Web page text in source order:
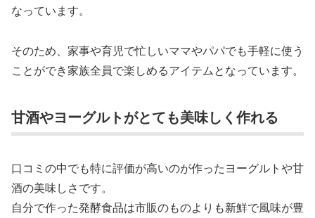
なっています。
そのため、家事や育児で忙しいママやパパでも手軽に使う
ことができ家族全員で楽しめるアイテムとなっています。
甘酒やヨーグルトがとても美味しく作れる
口コミの中でも特に評価が高いのが作ったヨーグルトや甘
酒の美味しさです。
自分で作った発酵食品は市販のものよりも新鮮で風味が豊